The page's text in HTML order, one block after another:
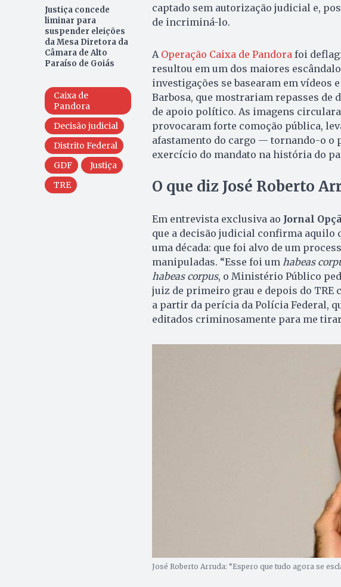
Justiça concede
liminar para
suspender eleições
da Mesa Diretora da
Câmara de Alto
Paraíso de Goiás
Caixa de
Pandora
Decisão judicial
Distrito Federal
GDF
Justiça
TRE
captado sem autorização judicial e,
de incriminá-lo.
AOperação Caixa de Pandora foi
resultou em um dos maiores
investigações se basearam em vídeos
Barbosa, que mostrariam repasses
de apoio político. As imagens
provocaram forte comoção pública,
afastamento do cargo — tornando-o
exercício do mandato na história do
O que diz José Roberto
Em entrevista exclusiva ao Jornal
que a decisão judicial confirma aquilo
uma década: que foi alvo de um
manipuladas. “Esse foi um habeas
habeas corpus, o Ministério Público
juiz de primeiro grau e depois do
a partir da perícia da Polícia Federal,
editados criminosamente para me
José Roberto Arruda: “Espero que tudo agora se